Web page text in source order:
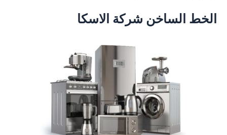
الخط الساخن شركة الاسكا